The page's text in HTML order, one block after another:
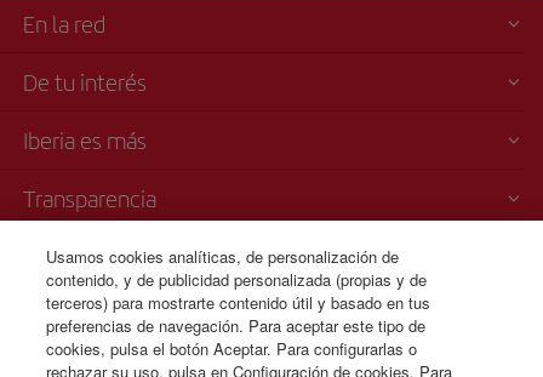
En la red
De tu interés
Iberia es más
Transparencia
Venta telefónica de billetes
+53 7 204 3460/ 7 204 3444/
7 204 3445
Usamos cookies analíticas, de personalización de
contenido, y de publicidad personalizada (propias y de
terceros) para mostrarte contenido útil y basado en tus
preferencias de navegación. Para aceptar este tipo de
cookies, pulsa el botón Aceptar. Para configurarlas o
rechazar su uso, pulsa en Configuración de cookies. Para